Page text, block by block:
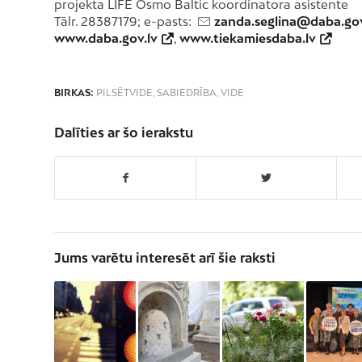
projekta LIFE Osmo Baltic koordinatora asistente
Tālr. 28387179; e-pasts:
www.daba.gov.lv
, www.tiekamiesdaba.lv
BIRKAS: PILSĒTVIDE, SABIEDRĪBA, VIDE
Dalīties ar šo ierakstu
Jums varētu interesēt arī šie raksti